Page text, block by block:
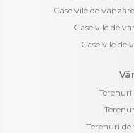
Case vile de
Case vile de
Case vile de
Terenuri